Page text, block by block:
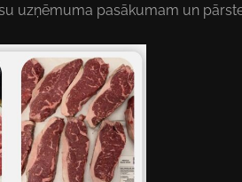
uzņēmuma pasākumam un